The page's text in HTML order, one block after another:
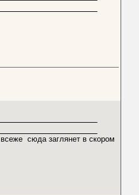
сюда заглянет в скором